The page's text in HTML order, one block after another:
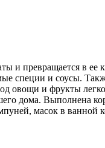
и превращается в
специи и соусы.
овощи и фрукты
дома. Выполнена
масок в